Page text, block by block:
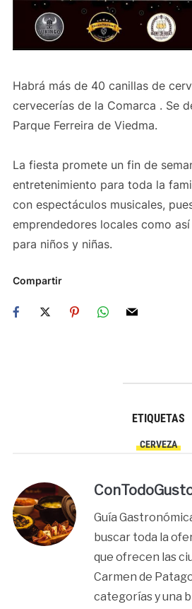
Habrá más de 40 canillas de
cervecerías de la Comarca . Se
Parque Ferreira de Viedma.
La fiesta promete un fin de
entretenimiento para toda la
con espectáculos musicales,
emprendedores locales como
para niños y niñas.
Compartir
ETIQUETAS
CERVEZA
Guía
buscar toda la
que ofrecen las
Carmen de
categorías y una